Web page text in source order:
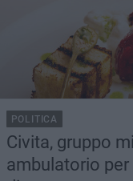
POLITICA
Civita, gruppo
ambulatorio